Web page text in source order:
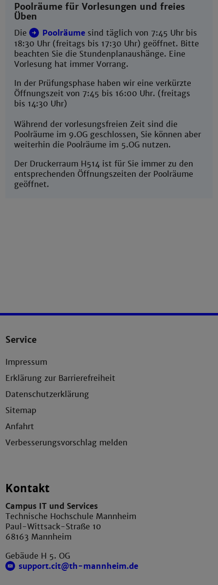
Poolräume für Vorlesungen und freies
Üben
Die Poolräume sind täglich von 7:45 Uhr bis
18:30 Uhr (freitags bis 17:30 Uhr) geöffnet. Bitte
beachten Sie die Stundenplanaushänge. Eine
Vorlesung hat immer Vorrang.
In der Prüfungsphase haben wir eine verkürzte
Öffnungszeit von 7:45 bis 16:00 Uhr. (freitags
bis 14:30 Uhr)
Während der vorlesungsfreien Zeit sind die
Poolräume im 9.OG geschlossen, Sie können aber
weiterhin die Poolräume im 5.OG nutzen.
Der Druckerraum H514 ist für Sie immer zu den
entsprechenden Öffnungszeiten der Poolräume
geöffnet.
Service
Impressum
Erklärung zur Barrierefreiheit
Datenschutzerklärung
Sitemap
Anfahrt
Verbesserungsvorschlag melden
Kontakt
Campus IT und Services
Technische Hochschule Mannheim
Paul-Wittsack-Straße 10
68163 Mannheim
Gebäude H 5. OG
support.cit@th-mannheim.de